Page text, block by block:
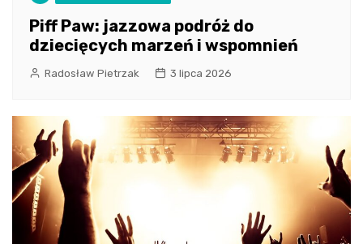
Piff Paw: jazzowa podróż do
dziecięcych marzeń i wspomnień
Radosław Pietrzak 3 lipca 2026